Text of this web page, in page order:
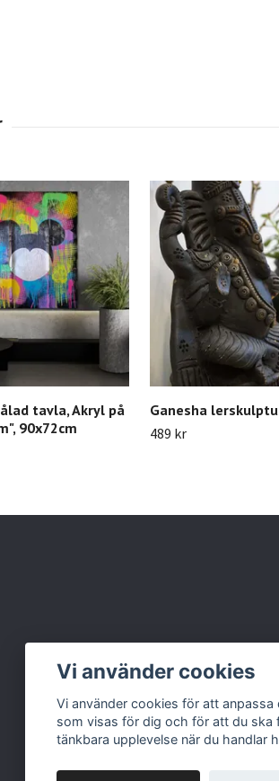
tavla, Akryl på
90x72cm
Ganesha
489 kr
Vi använder cookies
Vi använder cookies för att anpassa
som visas för dig och för att du ska
tänkbara upplevelse när du handlar